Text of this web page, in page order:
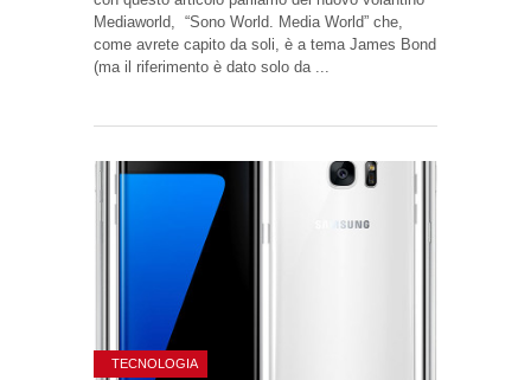
Mediaworld, “Sono World. Media World” che,
come avrete capito da soli, è a tema James Bond
(ma il riferimento è dato solo da ...
TECNOLOGIA